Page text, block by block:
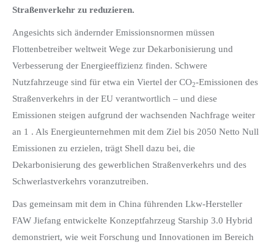
Straßenverkehr zu reduzieren.
Angesichts sich ändernder Emissionsnormen müssen
Flottenbetreiber weltweit Wege zur Dekarbonisierung und
Verbesserung der Energieeffizienz finden. Schwere
Nutzfahrzeuge sind für etwa ein Viertel der CO2-Emissionen des
Straßenverkehrs in der EU verantwortlich – und diese
Emissionen steigen aufgrund der wachsenden Nachfrage weiter
an 1 . Als Energieunternehmen mit dem Ziel bis 2050 Netto Null
Emissionen zu erzielen, trägt Shell dazu bei, die
Dekarbonisierung des gewerblichen Straßenverkehrs und des
Schwerlastverkehrs voranzutreiben.
Das gemeinsam mit dem in China führenden Lkw-Hersteller
FAW Jiefang entwickelte Konzeptfahrzeug Starship 3.0 Hybrid
demonstriert, wie weit Forschung und Innovationen im Bereich